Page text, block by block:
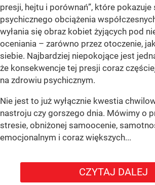
presji, hejtu i porównań”, które pokazuje
psychicznego obciążenia
wyłania się obraz kobiet żyjących pod
oceniania – zarówno przez otoczenie,
siebie. Najbardziej niepokojące jest
że konsekwencje tej presji coraz
na zdrowiu psychicznym.
Nie jest to już wyłącznie kwestia
nastroju czy gorszego dnia. Mówimy o
stresie, obniżonej samoocenie,
emocjonalnym i coraz większych...
CZYTAJ DALEJ